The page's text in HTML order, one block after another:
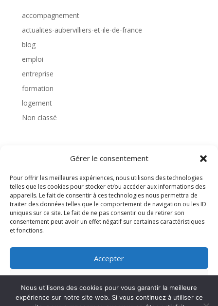
Gérer le consentement
Pour offrir les meilleures expériences, nous utilisons des technologies
telles que les cookies pour stocker et/ou accéder aux informations des
appareils. Le fait de consentir à ces technologies nous permettra de
traiter des données telles que le comportement de navigation ou les ID
uniques sur ce site. Le fait de ne pas consentir ou de retirer son
consentement peut avoir un effet négatif sur certaines caractéristiques
et fonctions.
Accepter
Voir les préférences
accompagnement
actualites-aubervilliers-et-ile-de-france
blog
emploi
entreprise
formation
logement
Non classé
Nous utilisons des cookies pour vous garantir la meilleure
expérience sur notre site web. Si vous continuez à utiliser ce